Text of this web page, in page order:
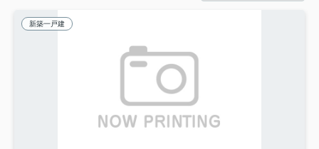
新築一戸建